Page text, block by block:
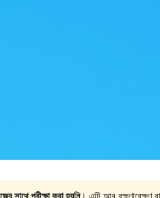
সাথে পরীক্ষা করা হয়নি। এটি আর রক্ষণাবেক্ষণ